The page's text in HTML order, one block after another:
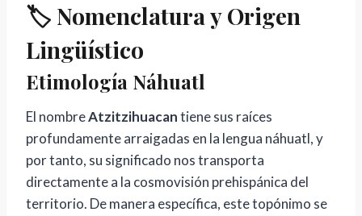
🏷️ Nomenclatura y Origen
Lingüístico
Etimología Náhuatl
El nombreAtzitzihuacantiene sus raíces
profundamente arraigadas en la lengua náhuatl, y
por tanto, su significado nos transporta
directamente a la cosmovisión prehispánica del
territorio. De manera específica, este topónimo se